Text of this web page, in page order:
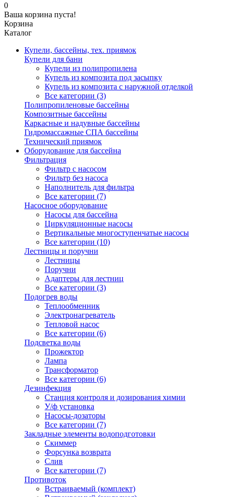
0
Ваша корзина пуста!
Корзина
Каталог
Купели, бассейны, тех. приямок
Купели для бани
Купели из полипропилена
Купель из композита под засыпку
Купель из композита с наружной отделкой
Все категории (3)
Полипропиленовые бассейны
Композитные бассейны
Каркасные и надувные бассейны
Гидромассажные СПА бассейны
Технический приямок
Оборудование для бассейна
Фильтрация
Фильтр с насосом
Фильтр без насоса
Наполнитель для фильтра
Все категории (7)
Насосное оборудование
Насосы для бассейна
Циркуляционные насосы
Вертикальные многоступенчатые насосы
Все категории (10)
Лестницы и поручни
Лестницы
Поручни
Адаптеры для лестниц
Все категории (3)
Подогрев воды
Теплообменник
Электронагреватель
Тепловой насос
Все категории (6)
Подсветка воды
Прожектор
Лампа
Трансформатор
Все категории (6)
Дезинфекция
Станция контроля и дозирования химии
У/ф установка
Насосы-дозаторы
Все категории (7)
Закладные элементы водоподготовки
Скиммер
Форсунка возврата
Слив
Все категории (7)
Противоток
Встраиваемый (комплект)